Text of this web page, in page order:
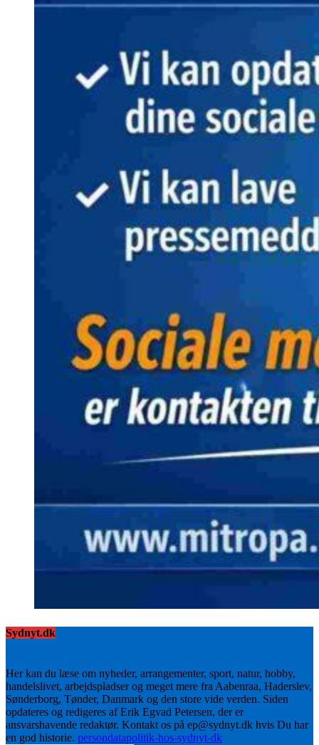
Sydnyt.dk
Her kan du læse om nyheder, arrangementer, sport, natur, hobby,
handelslivet, arbejdspladser og meget mere fra Aabenraa, Haderslev,
Sønderborg, Tønder, Danmark og den store vide verden. Siden
opdateres og redigeres af Erik Egvad Petersen, der er
ansvarshavende redaktør. Kontakt os på ep@sydnyt.dk hvis Du har
en god historie. persondatapolitik-hos-sydnyt-dk